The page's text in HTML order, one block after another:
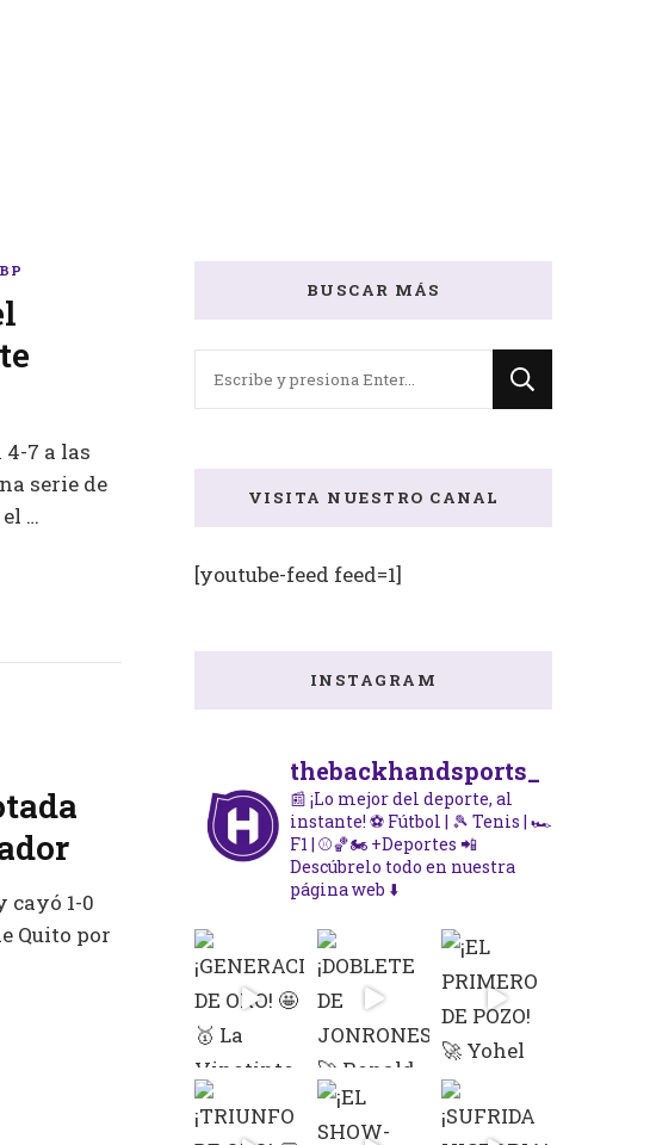
7 a las
serie de
…
cayó 1-0
Quito por
BUSCAR MÁS
VISITA NUESTRO CANAL
[youtube-feed feed=1]
INSTAGRAM
thebackhandsports_
📰 ¡Lo mejor del deporte, al
instante! ⚽ Fútbol | 🎾 Tenis | 🏎️
F1 | ⚾🏀🏍️ +Deportes 📲
Descúbrelo todo en nuestra
página web ⬇️